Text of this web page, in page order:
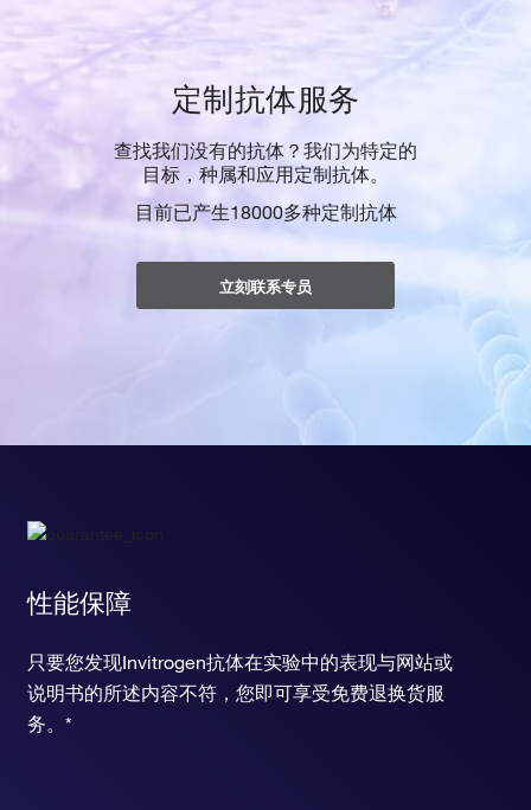
定制抗体服务
查找我们没有的抗体？我们为特定的
目标，种属和应用定制抗体。
目前已产生18000多种定制抗体
立刻联系专员
性能保障
只要您发现Invitrogen抗体在实验中的表现与网站或
说明书的所述内容不符，您即可享受免费退换货服
务。*